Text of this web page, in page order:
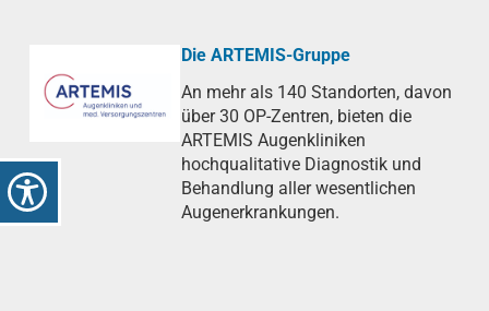
Die ARTEMIS-Gruppe
An mehr als 140 Standorten, davon
über 30 OP-Zentren, bieten die
ARTEMIS Augenkliniken
hochqualitative Diagnostik und
Behandlung aller wesentlichen
Augenerkrankungen.